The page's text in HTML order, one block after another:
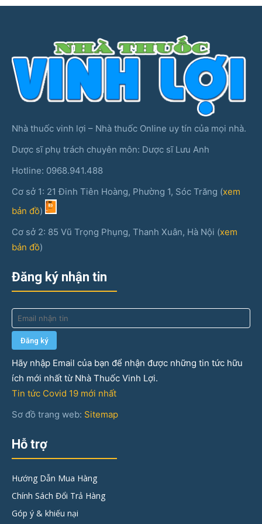
Nhà thuốc vinh lợi – Nhà thuốc Online uy tín của mọi nhà.
Dược sĩ phụ trách chuyên môn: Dược sĩ Lưu Anh
Hotline: 0968.941.488
Cơ sở 1: 21 Đinh Tiên Hoàng, Phường 1, Sóc Trăng (xem
bản đồ)
Cơ sở 2: 85 Vũ Trọng Phụng, Thanh Xuân, Hà Nội (xem
bản đồ)
Đăng ký nhận tin
Hãy nhập Email của bạn để nhận được những tin tức hữu
ích mới nhất từ Nhà Thuốc Vinh Lợi.
Tin tức Covid 19 mới nhất
Sơ đồ trang web: Sitemap
Hỗ trợ
Hướng Dẫn Mua Hàng
Chính Sách Đổi Trả Hàng
Góp ý & khiếu nại